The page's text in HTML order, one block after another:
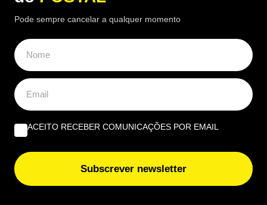
Muitos condutores colocam pedaços de cartão
junto às rodas dos carros estacionados ao sol
Pode sempre cancelar a qualquer momento
ACEITO RECEBER COMUNICAÇÕES POR EMAIL
Subscrever newsletter